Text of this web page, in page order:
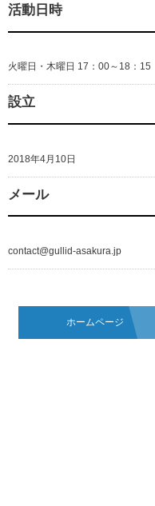
活動日時
火曜日・木曜日 17：00～18：15
設立
2018年4月10日
メール
contact@gullid-asakura.jp
ホームページ